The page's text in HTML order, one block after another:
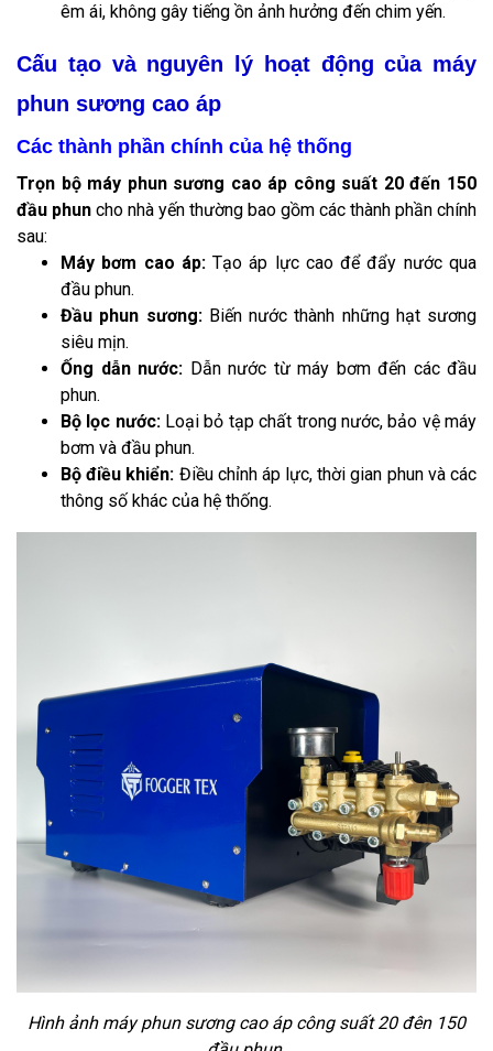
êm ái, không gây tiếng ồn ảnh hưởng đến chim yến.
Cấu tạo và nguyên lý hoạt động của máy
phun sương cao áp
Các thành phần chính của hệ thống
Trọn bộ máy phun sương cao áp công suất 20 đến 150
đầu phun cho nhà yến thường bao gồm các thành phần chính
sau:
Máy bơm cao áp:Tạo áp lực cao để đẩy nước qua
đầu phun.
Đầu phun sương: Biến nước thành những hạt sương
siêu mịn.
Ống dẫn nước: Dẫn nước từ máy bơm đến các đầu
phun.
Bộ lọc nước:Loại bỏ tạp chất trong nước, bảo vệ máy
bơm và đầu phun.
Bộ điều khiển: Điều chỉnh áp lực, thời gian phun và các
thông số khác của hệ thống.
Hình ảnh máy phun sương cao áp công suất 20 đên 150